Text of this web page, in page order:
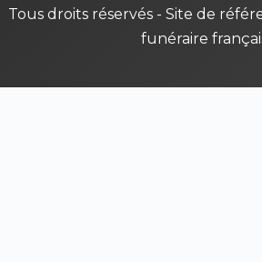
Tous droits réservés - Site de
funéraire